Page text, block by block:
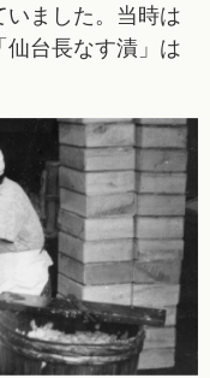
ました。当時は
台長なす漬」は